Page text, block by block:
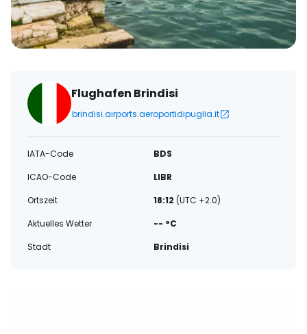
Flughafen Brindisi
brindisi.airports.aeroportidipuglia.it
IATA-Code
BDS
ICAO-Code
LIBR
Ortszeit
18:12 (UTC +2.0)
Aktuelles Wetter
-- °C
Stadt
Brindisi